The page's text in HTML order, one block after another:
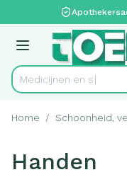
Ga naar de inhoud
Menu
Product, merk,
Home / Schoonheid,
Handen